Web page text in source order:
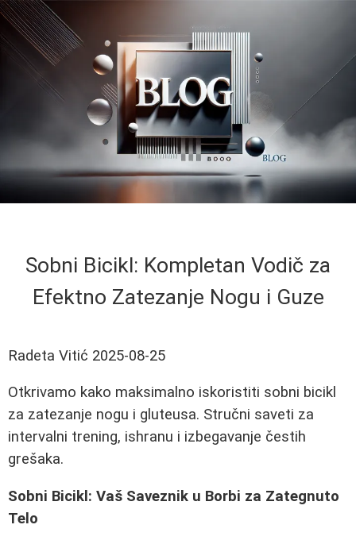
Sobni Bicikl: Kompletan Vodič za
Efektno Zatezanje Nogu i Guze
Radeta Vitić 2025-08-25
Otkrivamo kako maksimalno iskoristiti sobni bicikl
za zatezanje nogu i gluteusa. Stručni saveti za
intervalni trening, ishranu i izbegavanje čestih
grešaka.
Sobni Bicikl: Vaš Saveznik u Borbi za Zategnuto
Telo